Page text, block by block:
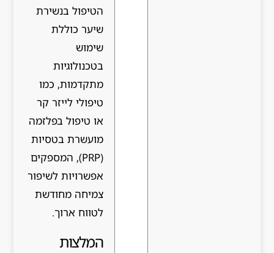
הטיפול בנשירת
שיער כוללת
בטכנולוגיות
מתקדמות, כמו
טיפולי לייזר קר
או טיפול בפלזמה
מועשרת בטסיות
(PRP), המספקים
אפשרויות לשיפור
צמיחה מחודשת
לטווח ארוך.
המלצות